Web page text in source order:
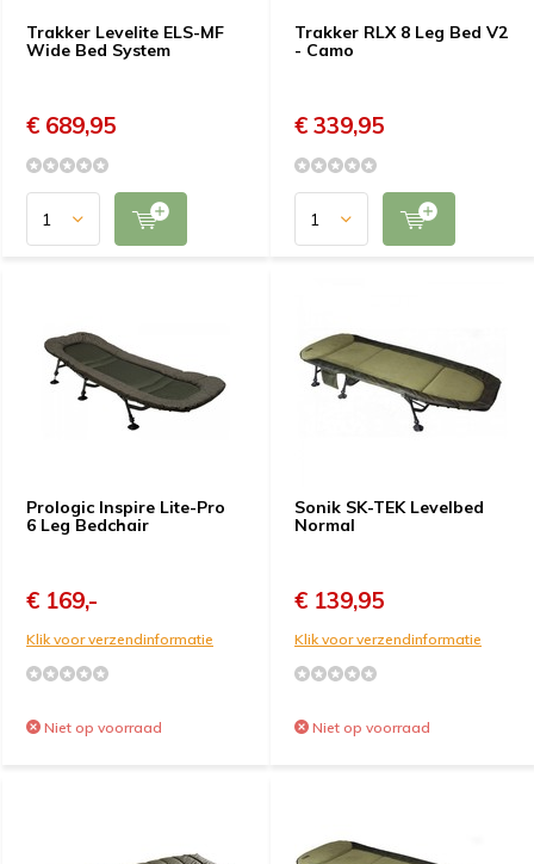
Trakker Levelite ELS-MF
Wide Bed System
€ 689,95
Trakker RLX 8 Leg Bed V2
- Camo
€ 339,95
Prologic Inspire Lite-Pro
6 Leg Bedchair
€ 169,-
Klik voor verzendinformatie
Niet op voorraad
Sonik SK-TEK Levelbed
Normal
€ 139,95
Klik voor verzendinformatie
Niet op voorraad